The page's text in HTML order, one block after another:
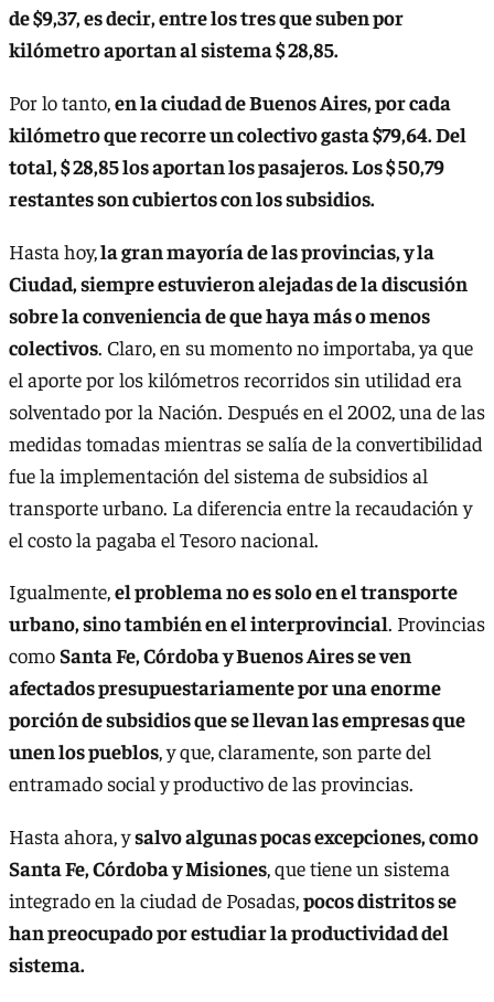
de $9,37, es decir, entre los tres que suben por
kilómetro aportan al sistema $ 28,85.
Por lo tanto,en la ciudad de Buenos Aires, por cada
kilómetro que recorre un colectivo gasta $79,64. Del
total, $ 28,85 los aportan los pasajeros. Los $ 50,79
restantes son cubiertos con los subsidios.
Hasta hoy,la gran mayoría de las provincias, y la
Ciudad, siempre estuvieron alejadas de la discusión
sobre la conveniencia de que haya más o menos
colectivos. Claro, en su momento no importaba, ya que
el aporte por los kilómetros recorridos sin utilidad era
solventado por la Nación. Después en el 2002, una de las
medidas tomadas mientras se salía de la convertibilidad
fue la implementación del sistema de subsidios al
transporte urbano. La diferencia entre la recaudación y
el costo la pagaba el Tesoro nacional.
Igualmente,el problema no es solo en el transporte
urbano, sino también en el interprovincial. Provincias
comoSanta Fe, Córdoba y Buenos Aires se ven
afectados presupuestariamente por una enorme
porción de subsidios que se llevan las empresas que
unen los pueblos, y que, claramente, son parte del
entramado social y productivo de las provincias.
Hasta ahora, ysalvo algunas pocas excepciones, como
Santa Fe, Córdoba y Misiones, que tiene un sistema
integrado en la ciudad de Posadas,pocos distritos se
han preocupado por estudiar la productividad del
sistema.